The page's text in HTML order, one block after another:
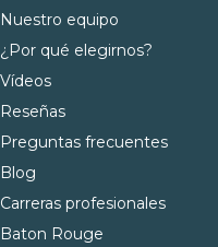
Nuestro equipo
¿Por qué elegirnos?
Vídeos
Reseñas
Preguntas frecuentes
Blog
Carreras profesionales
Baton Rouge